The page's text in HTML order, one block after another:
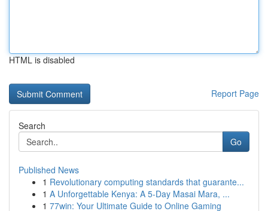
HTML is disabled
Report Page
Search
Go
Published News
1 Revolutionary computing standards that guarante...
1 A Unforgettable Kenya: A 5-Day Masai Mara, ...
1 77win: Your Ultimate Guide to Online Gaming